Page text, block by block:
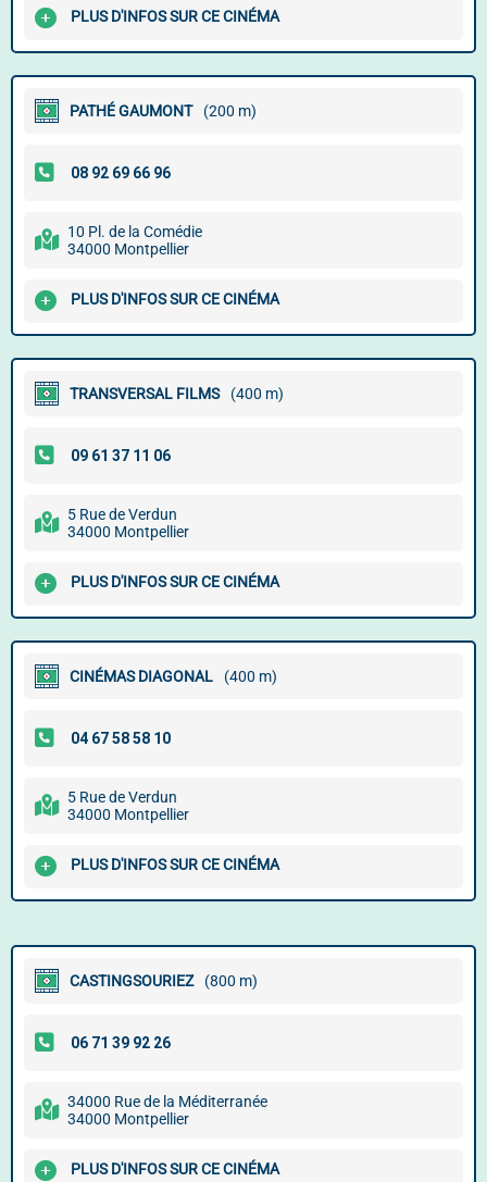
PLUS D'INFOS SUR CE CINÉMA
PATHÉ GAUMONT (200 m)
10 Pl. de la Comédie
34000 Montpellier
PLUS D'INFOS SUR CE CINÉMA
TRANSVERSAL FILMS (400 m)
5 Rue de Verdun
34000 Montpellier
PLUS D'INFOS SUR CE CINÉMA
CINÉMAS DIAGONAL (400 m)
5 Rue de Verdun
34000 Montpellier
PLUS D'INFOS SUR CE CINÉMA
CASTINGSOURIEZ (800 m)
34000 Rue de la Méditerranée
34000 Montpellier
PLUS D'INFOS SUR CE CINÉMA